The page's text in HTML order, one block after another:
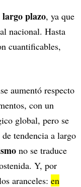
plazo, ya que
nacional. Hasta
cuantificables,
aumentó respecto
con un
global, pero se
tendencia a largo
no se traduce
Y, por
aranceles: en